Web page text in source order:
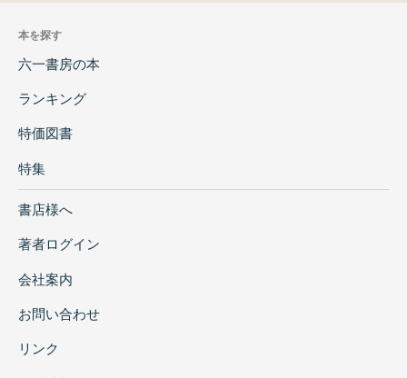
本を探す
六一書房の本
ランキング
特価図書
特集
書店様へ
著者ログイン
会社案内
お問い合わせ
リンク